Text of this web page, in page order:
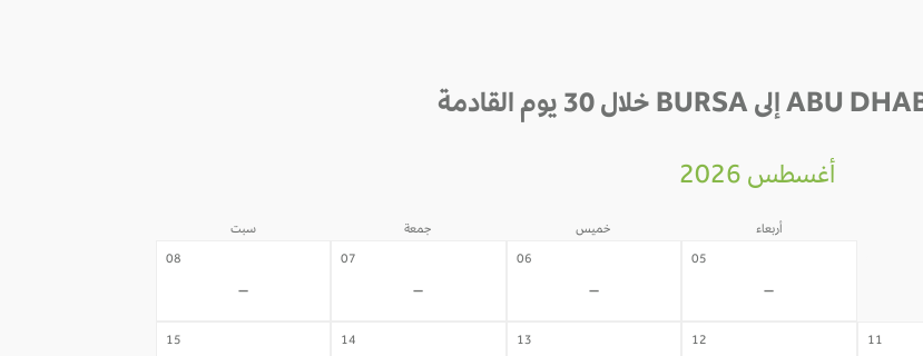
أغسطس 2026
أربعاء خميس جمعة سبت
05
-
06
-
07
-
08
-
11
12
13
14
15